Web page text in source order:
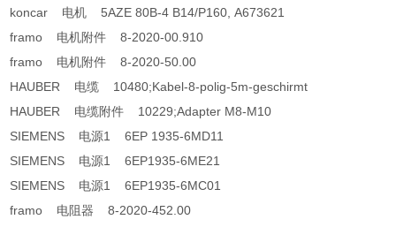
koncar 电机 5AZE 80B-4 B14/P160, A673621
framo 电机附件 8-2020-00.910
framo 电机附件 8-2020-50.00
HAUBER 电缆 10480;Kabel-8-polig-5m-geschirmt
HAUBER 电缆附件 10229;Adapter M8-M10
SIEMENS 电源1 6EP 1935-6MD11
SIEMENS 电源1 6EP1935-6ME21
SIEMENS 电源1 6EP1935-6MC01
framo 电阻器 8-2020-452.00